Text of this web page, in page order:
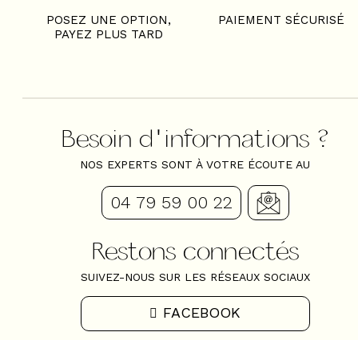
POSEZ UNE OPTION,
PAYEZ PLUS TARD
PAIEMENT SÉCURISÉ
Besoin d'informations ?
NOS EXPERTS SONT À VOTRE ÉCOUTE AU
04 79 59 00 22
Restons connectés
SUIVEZ-NOUS SUR LES RÉSEAUX SOCIAUX
FACEBOOK